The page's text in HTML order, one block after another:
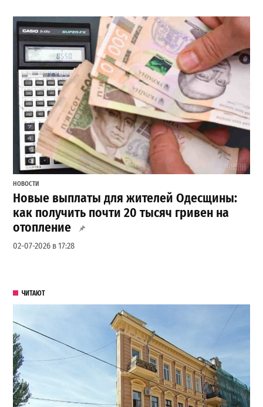
НОВОСТИ
Новые выплаты для жителей Одесщины:
как получить почти 20 тысяч гривен на
отопление
02-07-2026 в 17:28
ЧИТАЮТ